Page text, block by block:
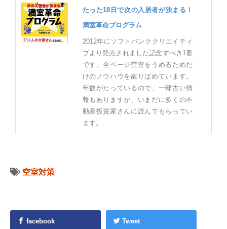
たった18日で次の入居者が決まる！
満室革命プログラム
2012年にソフトバンククリエイティ
ブより発売されました記念すべき1冊
です。全ページ空室をうめるためだ
けのノウハウを散りばめています。
年数がたっているので、一部古い情
報もありますが、いまだに多くの不
動産投資家さんに読んでもらってい
ます。
空室対策
facebook Tweet